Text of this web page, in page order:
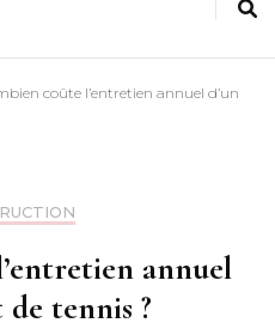
coûte l’entretien annuel d’un
annuel
tennis ?